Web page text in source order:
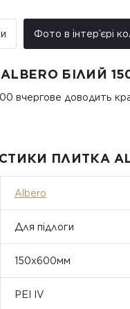
Фото в інтер’єрі
БІЛИЙ
вчергове доводить
ПЛИТКА
Albero
Для підлоги
150x600мм
PEI IV